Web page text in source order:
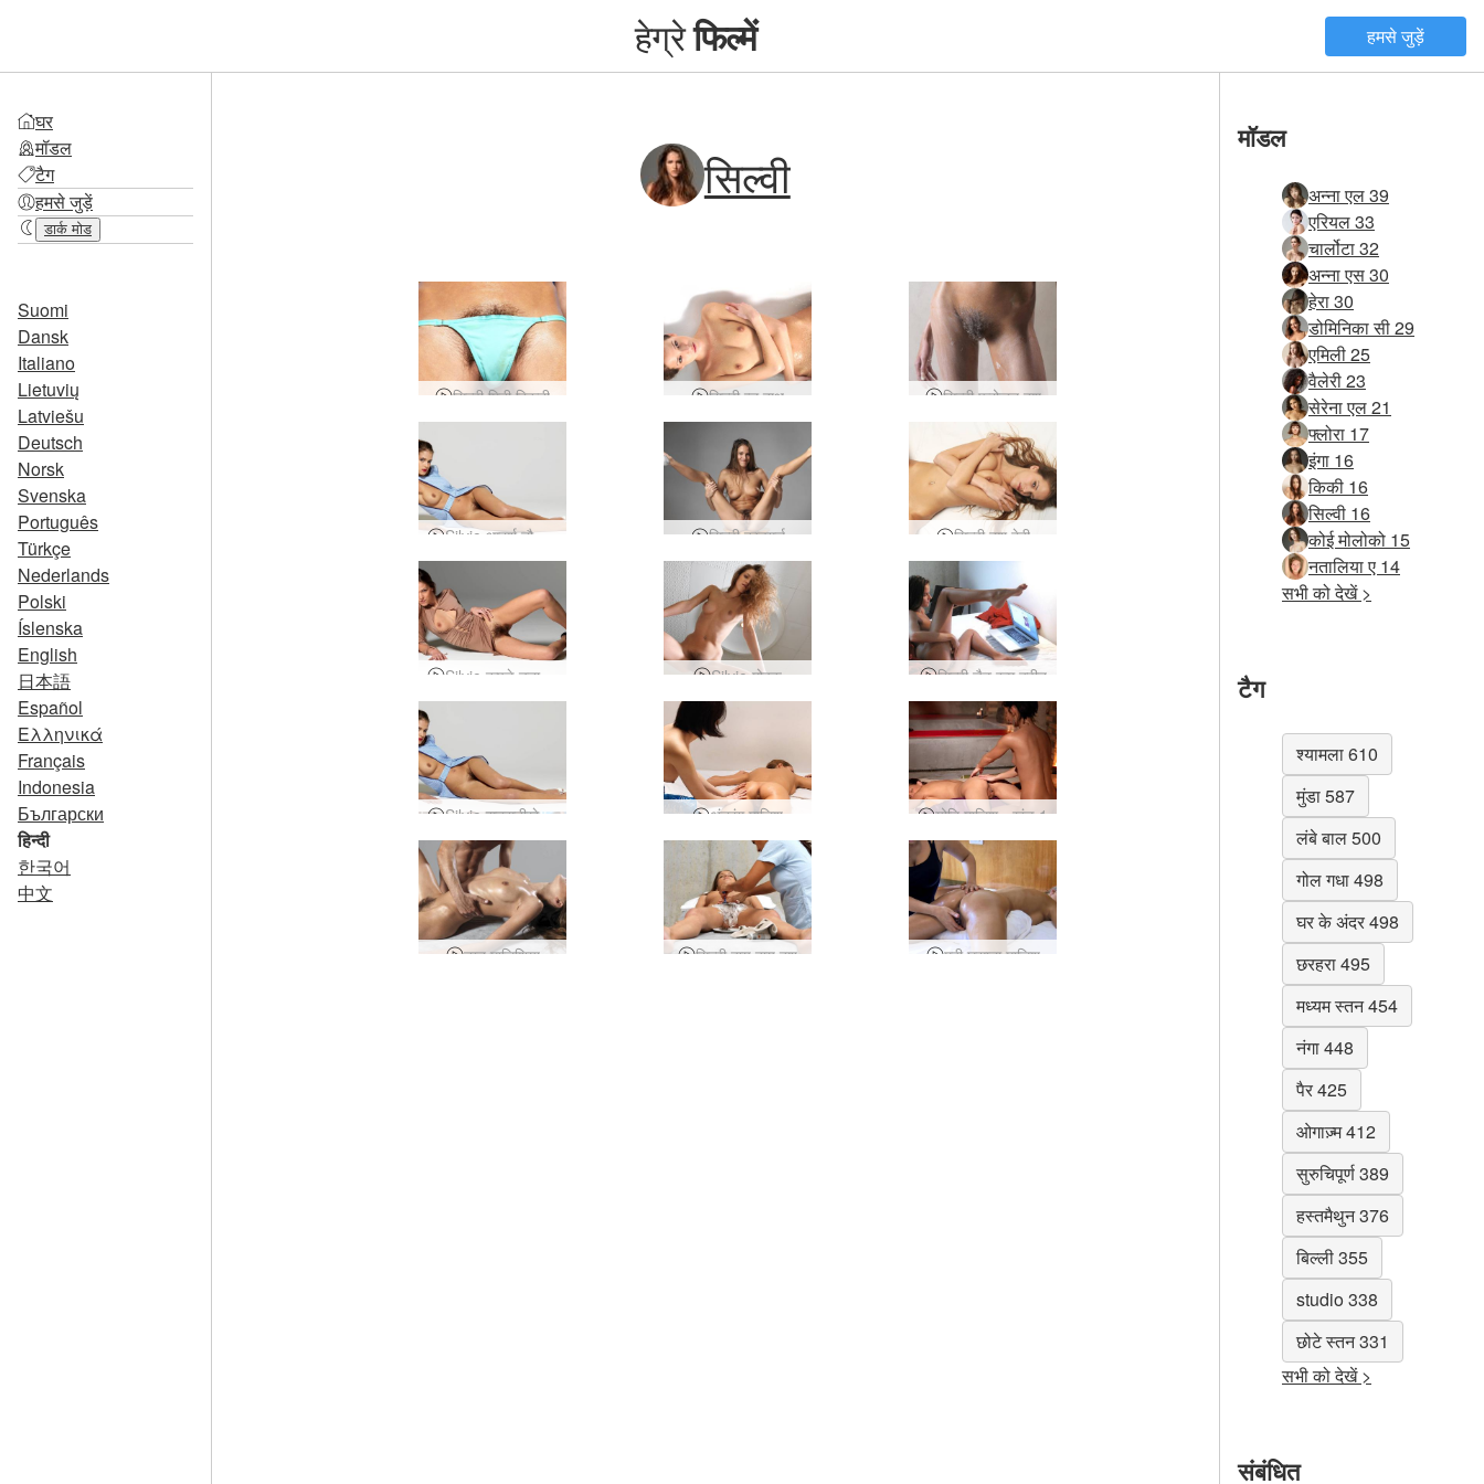
हेग्रेफिल्में हमसे जुड़ें
घर
मॉडल
टैग
हमसे जुड़ें
डार्क मोड
Suomi
Dansk
Italiano
Lietuvių
Latviešu
Deutsch
Norsk
Svenska
Português
Türkçe
Nederlands
Polski
Íslenska
English
日本語
Español
Ελληνικά
Français
Indonesia
Български
हिन्दी
한국어
中文
सिल्वी
सिल्वी मिनी बिकनी सिल्वी ब्लू बाथ सिल्वी फ्रोजन बुश
Silvie आदर्श नौकरानी सिल्वी काउगर्ल सिल्वी बुश बेबी
Silvie मोहक सिल्वी चैट रूम क्वीन
Silvie सनसनीखेज संकलन अंतरंग मालिश योनि मालिश - खंड 1
नग्न मालिशिया सिल्वी बाय बाय बुश मुठ्ठी घुसाना मालिश
मॉडल
अन्ना एल 39
एरियल 33
चार्लोटा 32
अन्ना एस 30
हेरा 30
डोमिनिका सी 29
एमिली 25
वैलेरी 23
सेरेना एल 21
फ्लोरा 17
इंगा 16
किकी 16
सिल्वी 16
कोई मोलोको 15
नतालिया ए 14
सभी को देखें >
टैग
श्यामला 610
मुंडा 587
लंबे बाल 500
गोल गधा 498
घर के अंदर 498
छरहरा 495
मध्यम स्तन 454
नंगा 448
पैर 425
ओगाज़्म 412
सुरुचिपूर्ण 389
हस्तमैथुन 376
बिल्ली 355
studio 338
छोटे स्तन 331
सभी को देखें >
संबंधित